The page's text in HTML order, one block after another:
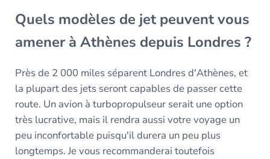
Quels modèles de jet peuvent vous
amener à Athènes depuis Londres ?
Près de 2 000 miles séparent Londres d'Athènes, et
la plupart des jets seront capables de passer cette
route. Un avion à turbopropulseur serait une option
très lucrative, mais il rendra aussi votre voyage un
peu inconfortable puisqu'il durera un peu plus
longtemps. Je vous recommanderai toutefois